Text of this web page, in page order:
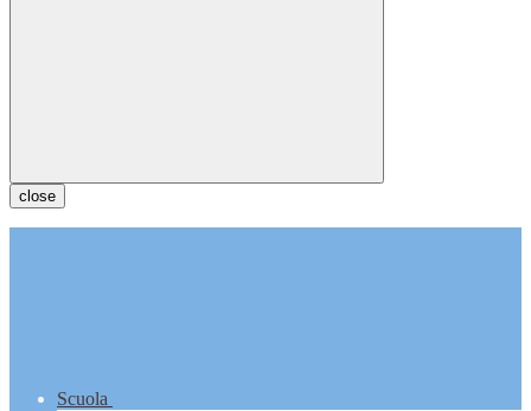
close
Scuola